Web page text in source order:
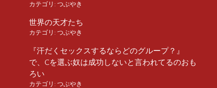
カテゴリ: つぶやき
世界の天才たち
カテゴリ: つぶやき
『汗だくセックスするならどのグループ？』
で、Cを選ぶ奴は成功しないと言われてるのおも
ろい
カテゴリ: つぶやき